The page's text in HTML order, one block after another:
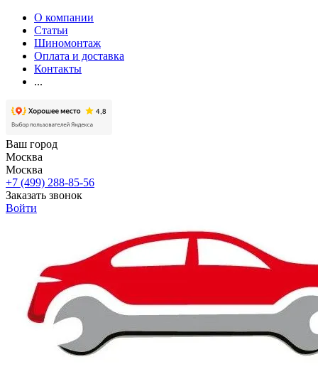
О компании
Статьи
Шиномонтаж
Оплата и доставка
Контакты
...
Ваш город
Москва
Москва
+7 (499) 288-85-56
Заказать звонок
Войти